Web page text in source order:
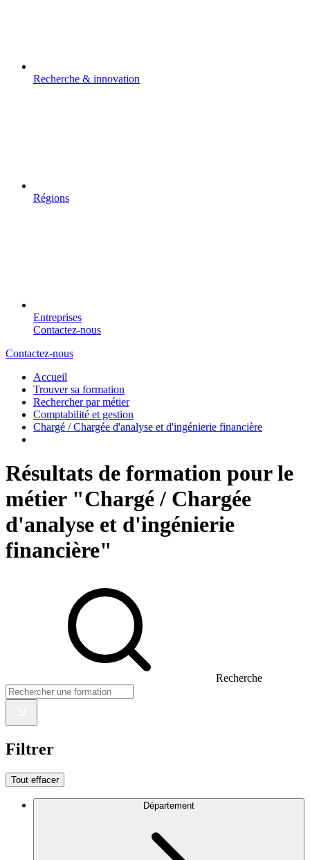
Recherche & innovation
Régions
Entreprises
Contactez-nous
Contactez-nous
Accueil
Trouver sa formation
Rechercher par métier
Comptabilité et gestion
Chargé / Chargée d'analyse et d'ingénierie financière
Résultats de formation pour le
métier "Chargé / Chargée
d'analyse et d'ingénierie
financière"
Recherche
Filtrer
Tout effacer
Département